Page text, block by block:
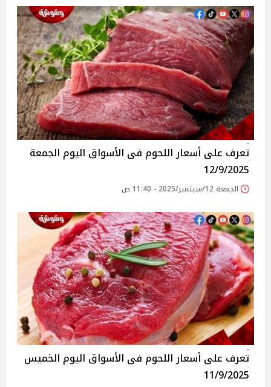
تعرف على أسعار اللحوم فى الأسواق‎‎ اليوم الجمعة
12/9/2025
الجمعة 12/سبتمبر/2025 - 11:40 ص
تعرف على أسعار اللحوم فى الأسواق‎‎ اليوم الخميس
11/9/2025